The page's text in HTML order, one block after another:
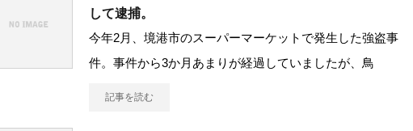
して逮捕。
今年2月、境港市のスーパーマーケットで発生した強盗事
件。事件から3か月あまりが経過していましたが、鳥
記事を読む